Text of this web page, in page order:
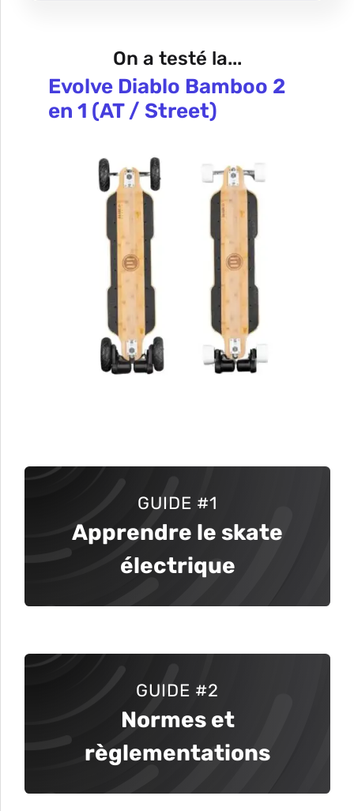
On a testé la...
Evolve Diablo Bamboo 2
en 1 (AT / Street)
GUIDE #1
Apprendre le skate
électrique
GUIDE #2
Normes et
règlementations